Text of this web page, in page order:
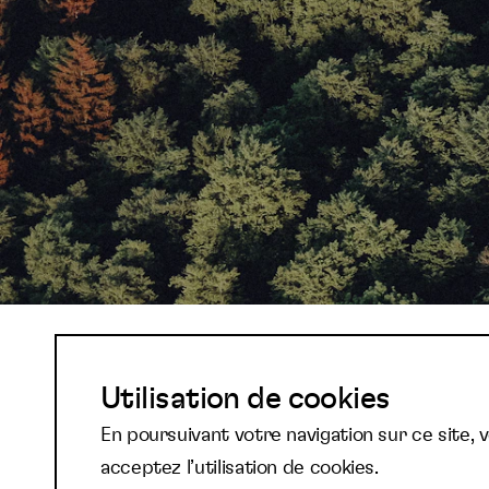
Abonnez-vous à
newsletter et
Utilisation de cookies
En poursuivant votre navigation sur ce site,
acceptez l’utilisation de cookies.